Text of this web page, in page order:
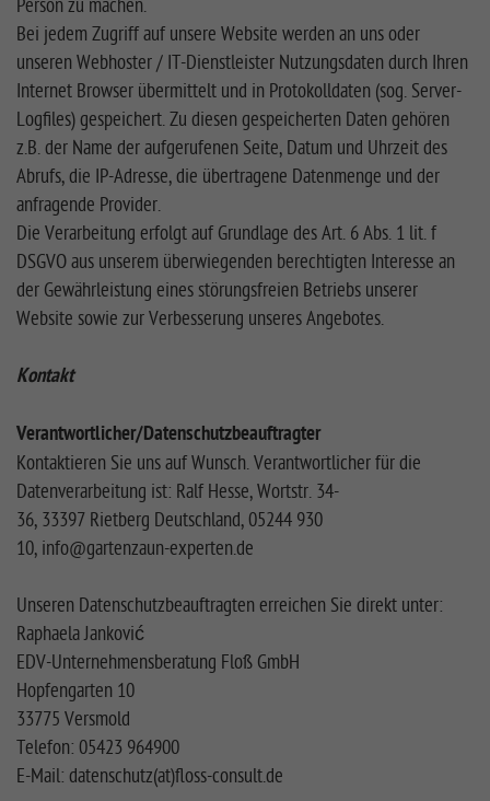
Person zu machen.
Bei jedem Zugriff auf unsere Website werden an uns oder
unseren Webhoster / IT-Dienstleister Nutzungsdaten durch Ihren
Internet Browser übermittelt und in Protokolldaten (sog. Server-
Logfiles) gespeichert. Zu diesen gespeicherten Daten gehören
z.B. der Name der aufgerufenen Seite, Datum und Uhrzeit des
Abrufs, die IP-Adresse, die übertragene Datenmenge und der
anfragende Provider.
Die Verarbeitung erfolgt auf Grundlage des Art. 6 Abs. 1 lit. f
DSGVO aus unserem überwiegenden berechtigten Interesse an
der Gewährleistung eines störungsfreien Betriebs unserer
Website sowie zur Verbesserung unseres Angebotes.
Kontakt
Verantwortlicher/Datenschutzbeauftragter
Kontaktieren Sie uns auf Wunsch. Verantwortlicher für die
Datenverarbeitung ist: Ralf Hesse, Wortstr. 34-
36, 33397 Rietberg Deutschland, 05244 930
10, info@gartenzaun-experten.de
Unseren Datenschutzbeauftragten erreichen Sie direkt unter:
Raphaela Janković
EDV-Unternehmensberatung Floß GmbH
Hopfengarten 10
33775 Versmold
Telefon: 05423 964900
E-Mail: datenschutz(at)floss-consult.de